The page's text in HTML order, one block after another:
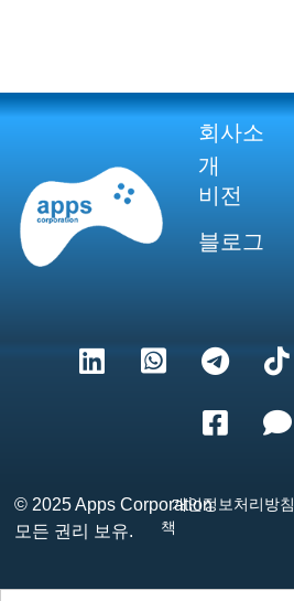
회사소
개
비전
블로그
© 2025Apps Corporation
모든 권리 보유.
개인정보처리방침
책